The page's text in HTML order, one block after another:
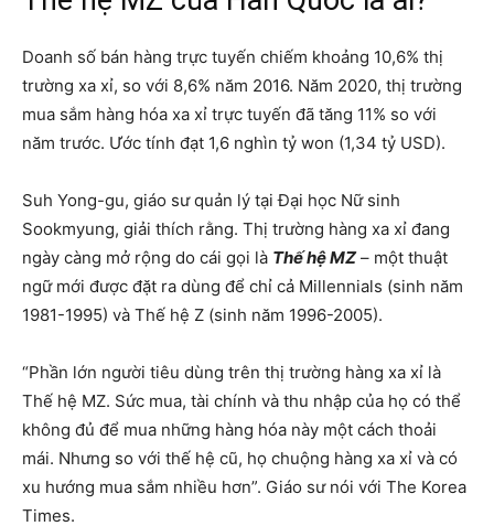
Doanh số bán hàng trực tuyến chiếm khoảng 10,6% thị
trường xa xỉ, so với 8,6% năm 2016. Năm 2020, thị trường
mua sắm hàng hóa xa xỉ trực tuyến đã tăng 11% so với
năm trước. Ước tính đạt 1,6 nghìn tỷ won (1,34 tỷ USD).
Suh Yong-gu, giáo sư quản lý tại Đại học Nữ sinh
Sookmyung, giải thích rằng. Thị trường hàng xa xỉ đang
ngày càng mở rộng do cái gọi là Thế hệ MZ– một thuật
ngữ mới được đặt ra dùng để chỉ cả Millennials (sinh năm
1981-1995) và Thế hệ Z (sinh năm 1996-2005).
“Phần lớn người tiêu dùng trên thị trường hàng xa xỉ là
Thế hệ MZ. Sức mua, tài chính và thu nhập của họ có thể
không đủ để mua những hàng hóa này một cách thoải
mái. Nhưng so với thế hệ cũ, họ chuộng hàng xa xỉ và có
xu hướng mua sắm nhiều hơn”. Giáo sư nói với The Korea
Times.